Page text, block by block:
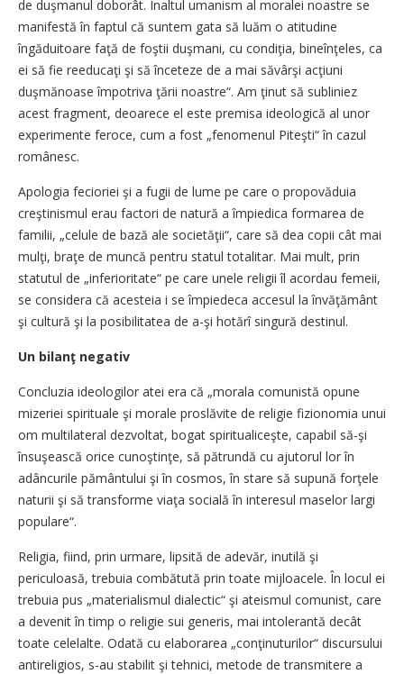
de duşmanul doborât. Înaltul umanism al moralei noastre se
manifestă în faptul că suntem gata să luăm o atitudine
îngăduitoare faţă de foştii duşmani, cu condiţia, bineînţeles, ca
ei să fie reeducaţi şi să înceteze de a mai săvârşi acţiuni
duşmănoase împotriva ţării noastre“. Am ţinut să subliniez
acest fragment, deoarece el este premisa ideologică al unor
experimente feroce, cum a fost „fenomenul Piteşti“ în cazul
românesc.
Apologia fecioriei şi a fugii de lume pe care o propovăduia
creştinismul erau factori de natură a împiedica formarea de
familii, „celule de bază ale societăţii“, care să dea copii cât mai
mulţi, braţe de muncă pentru statul totalitar. Mai mult, prin
statutul de „inferioritate“ pe care unele religii îl acordau femeii,
se considera că acesteia i se împiedeca accesul la învăţământ
şi cultură şi la posibilitatea de a-şi hotărî singură destinul.
Un bilanţ negativ
Concluzia ideologilor atei era că „morala comunistă opune
mizeriei spirituale şi morale proslăvite de religie fizionomia unui
om multilateral dezvoltat, bogat spiritualiceşte, capabil să-şi
însuşească orice cunoştinţe, să pătrundă cu ajutorul lor în
adâncurile pământului şi în cosmos, în stare să supună forţele
naturii şi să transforme viaţa socială în interesul maselor largi
populare“.
Religia, fiind, prin urmare, lipsită de adevăr, inutilă şi
periculoasă, trebuia combătută prin toate mijloacele. În locul ei
trebuia pus „materialismul dialectic“ şi ateismul comunist, care
a devenit în timp o religie sui generis, mai intolerantă decât
toate celelalte. Odată cu elaborarea „conţinuturilor“ discursului
antireligios, s-au stabilit şi tehnici, metode de transmitere a